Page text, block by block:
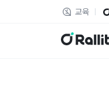
교육
랠릿